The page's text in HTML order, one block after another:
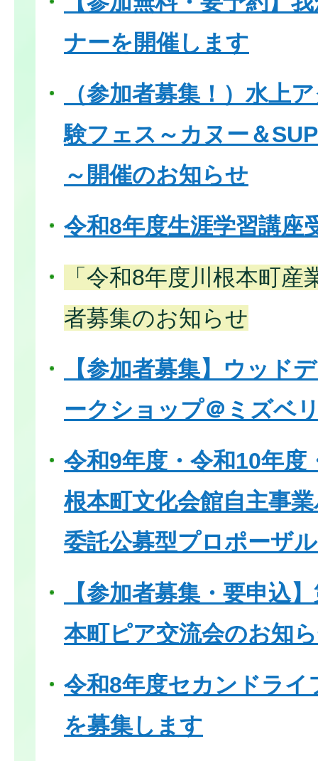
ナーを開催します
（参加者募集！）水上
験フェス～カヌー＆
～開催のお知らせ
令和8年度生涯学習講座
「令和8年度川根本町産
者募集のお知らせ
【参加者募集】ウッド
ークショップ＠ミズベ
令和9年度・令和10年度
根本町文化会館自主事
委託公募型プロポーザ
【参加者募集・要申込
本町ピア交流会のお知
令和8年度セカンドライ
を募集します